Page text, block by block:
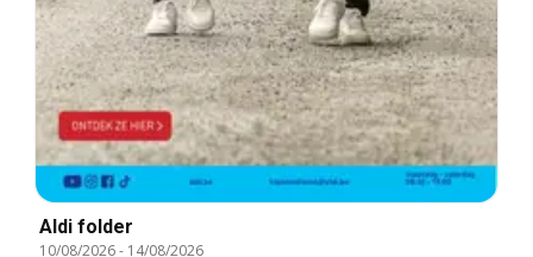
Aldi folder
10/08/2026- 14/08/2026